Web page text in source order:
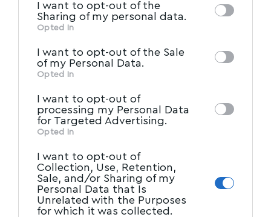
of downstream participants. This
information may also be disclosed by us to
Participantsthat may further disclose it to
other third parties.
I want to opt-out of the
Sharing of my personal data.
Opted In
I want to opt-out of the Sale
of my Personal Data.
Opted In
I want to opt-out of
processing my Personal Data
for Targeted Advertising.
Opted In
I want to opt-out of
Collection, Use, Retention,
Sale, and/or Sharing of my
Personal Data that Is
Unrelated with the Purposes
for which it was collected.